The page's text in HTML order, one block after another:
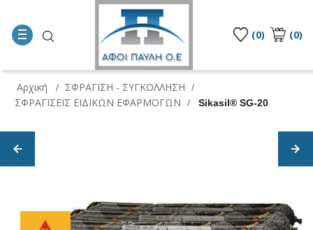
(0) (0)
Αρχική / ΣΦΡΑΓΙΣΗ - ΣΥΓΚΟΛΛΗΣΗ /
ΣΦΡΑΓΙΣΕΙΣ ΕΙΔΙΚΩΝ ΕΦΑΡΜΟΓΩΝ / Sikasil® SG-20